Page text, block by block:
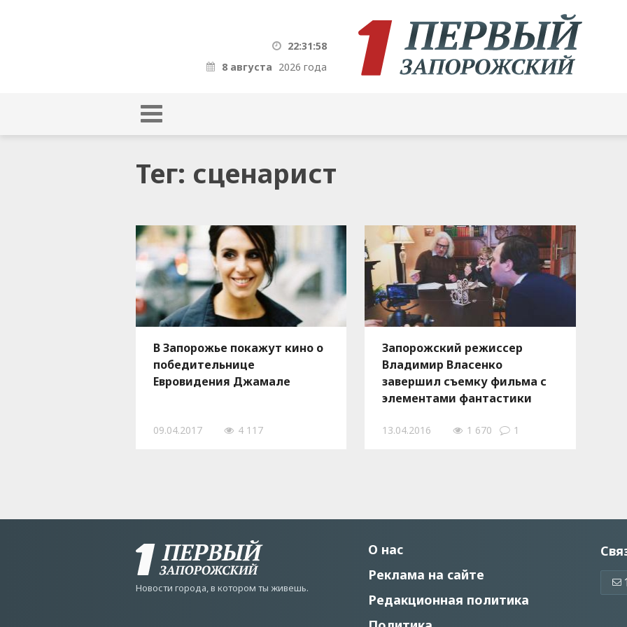
22:31:58
8 августа 2026 года
Тег: сценарист
В Запорожье покажут кино о
победительнице
Евровидения Джамале
09.04.2017 4 117
Запорожский режиссер
Владимир Власенко
завершил съемку фильма с
элементами фантастики
13.04.2016 1 670 1
Новости города, в котором ты живешь.
О нас
Реклама на сайте
Редакционная политика